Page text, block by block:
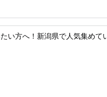
い方へ！新潟県で人気集めて